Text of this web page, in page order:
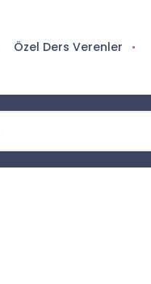
Özel Ders Verenler